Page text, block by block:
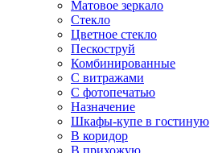
Матовое зеркало
Стекло
Цветное стекло
Пескоструй
Комбинированные
С витражами
С фотопечатью
Назначение
Шкафы-купе в гостиную
В коридор
В прихожую